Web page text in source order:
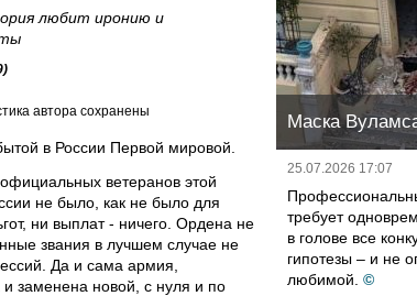
любит иронию и
автора сохранены
в России Первой мировой.
ветеранов этой
не было, как не было для
ни выплат - ничего. Ордена не
звания в лучшем случае не
Да и сама армия,
и заменена новой, с нуля и по
Маска
25.07.2026 17:07
требует
в голове все
гипотезы – и не
любимой. ©